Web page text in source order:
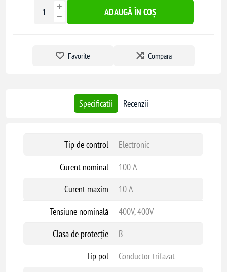
ADAUGĂ ÎN COȘ
Favorite Compara
Specificatii Recenzii
Tip de control
Electronic
Curent nominal
100 A
Curent maxim
10 A
Tensiune nominală
400V, 400V
Clasa de protecție
B
Tip pol
Conductor trifazat